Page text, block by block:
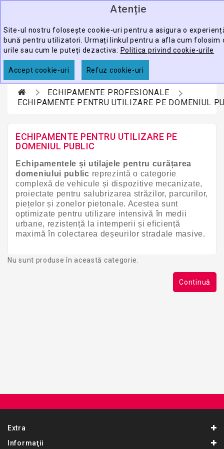
Atenție
Site-ul nostru folosește cookie-uri pentru a asigura o
bună pentru utilizatori. Urmați linkul pentru a afla cum folosim
urile sau cum le puteți dezactiva: Politica privind cookie-urile
Accept cookie-uri Refuz cookie-uri
CĂUTARE
ECHIPAMENTE
ACCESORII
PROMOTII
ECHIPAMENTE PROFESIONALE
ECHIPAMENTE PENTRU UTILIZARE PE DOMENIUL
ECHIPAMENTE PENTRU UTILIZARE PE
DOMENIUL PUBLIC
Echipamentele și utilajele pentru curățarea
domeniului public reprezintă o categorie
complexă de vehicule și dispozitive mecanizate,
proiectate pentru salubrizarea străzilor, parcurilor,
piețelor și zonelor pietonale. Acestea sunt
optimizate pentru utilizare intensivă în medii
urbane, rezistență la intemperii și eficiență
maximă în colectarea deșeurilor stradale masive.
Nu sunt produse în această categorie.
Continuă
Extra
Informaţii